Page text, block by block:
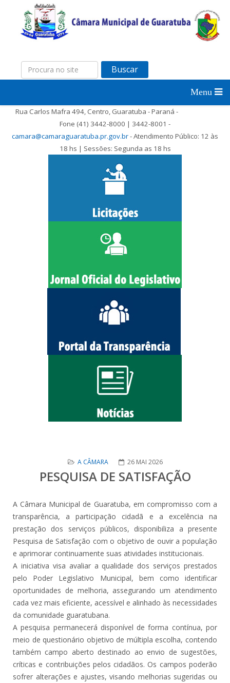
Buscar
Rua Carlos Mafra 494, Centro, Guaratuba - Paraná -
Fone (41) 3442-8000 | 3442-8001 -
camara@camaraguaratuba.pr.gov.br- Atendimento Público: 12 às
18 hs | Sessões: Segunda as 18 hs
A CÂMARA 26 MAI 2026
PESQUISA DE SATISFAÇÃO
A Câmara Municipal de Guaratuba, em compromisso com a
transparência, a participação cidadã e a excelência na
prestação dos serviços públicos, disponibiliza a presente
Pesquisa de Satisfação com o objetivo de ouvir a população
e aprimorar continuamente suas atividades institucionais.
A iniciativa visa avaliar a qualidade dos serviços prestados
pelo Poder Legislativo Municipal, bem como identificar
oportunidades de melhoria, assegurando um atendimento
cada vez mais eficiente, acessível e alinhado às necessidades
da comunidade guaratubana.
A pesquisa permanecerá disponível de forma contínua, por
meio de questionário objetivo de múltipla escolha, contendo
também campo aberto destinado ao envio de sugestões,
críticas e contribuições pelos cidadãos. Os campos poderão
sofrer alterações e ajustes, visando melhorias sugeridas ou